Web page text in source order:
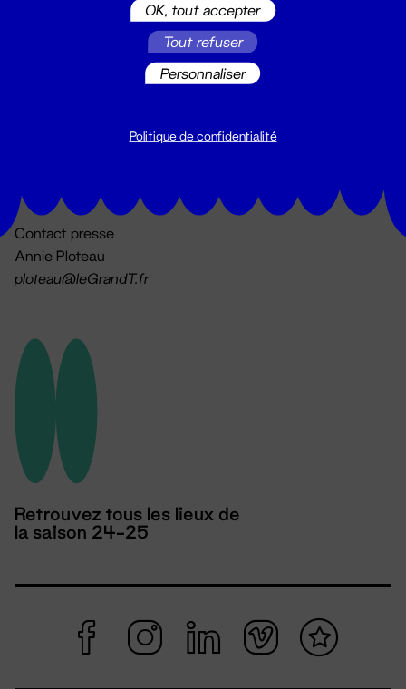
billetterie@leGrandT.fr
Du lundi au vendredi 14h → 18h
Contact presse
Annie Ploteau
ploteau@leGrandT.fr
Retrouvez tous les lieux de
la saison 24-25
OK, tout accepter
Tout refuser
Personnaliser
Politique de confidentialité